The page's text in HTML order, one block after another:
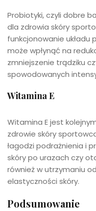
Probiotyki, czyli dobre
dla zdrowia skóry
funkcjonowanie
może wpłynąć na
zmniejszenie trądziku
spowodowanych
Witamina E
Witamina E jest
zdrowie skóry
łagodzi podrażnienia i
skóry po urazach czy
również w utrzymaniu
elastyczności skóry.
Podsumowanie